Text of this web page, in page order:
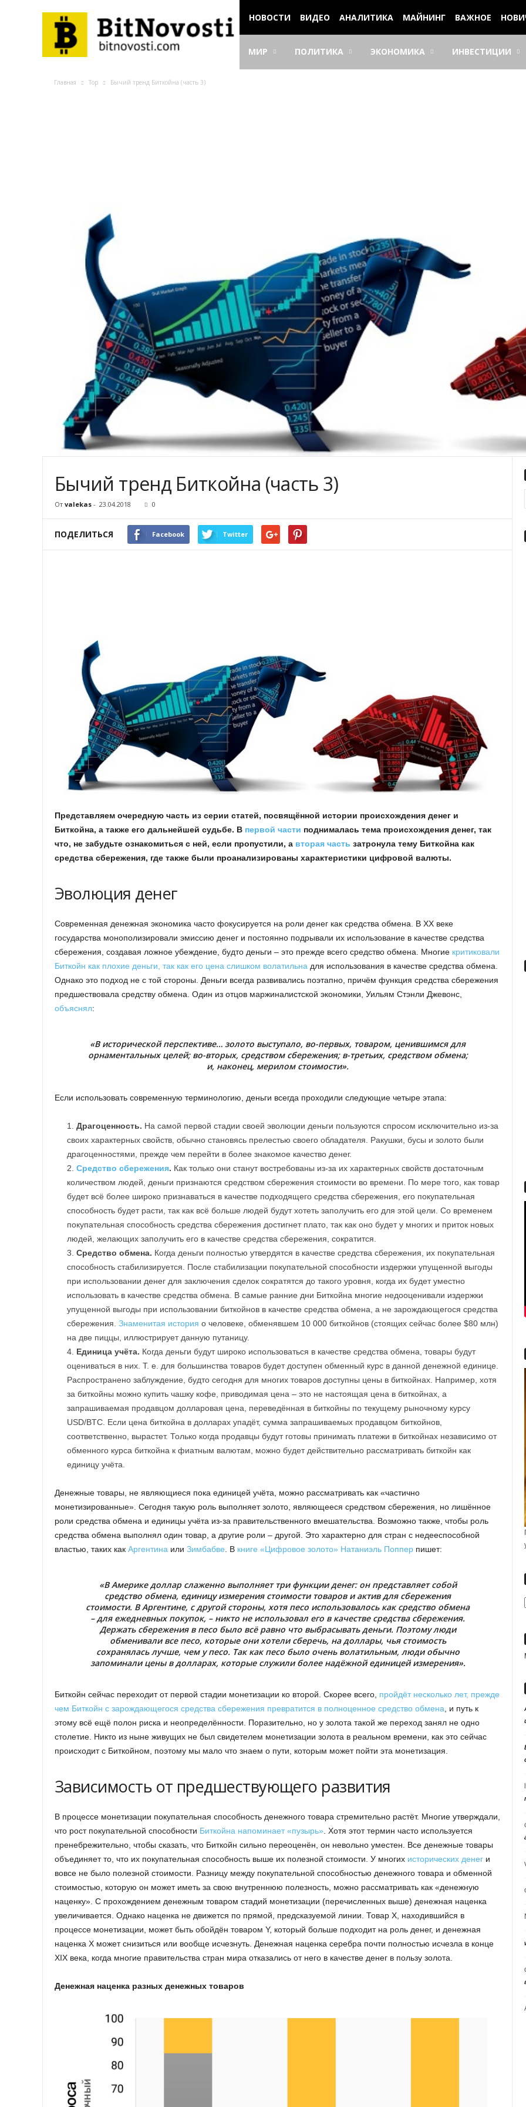
НОВОСТИ ВИДЕО АНАЛИТИКА МАЙНИНГ ВАЖНОЕ
МИР ПОЛИТИКА ЭКОНОМИКА ИНВЕСТИЦИИ
Главная Top Бычий тренд Биткойна (часть 3)
Бычий тренд Биткойна (часть 3)
От valekas - 23.04.2018 0
ПОДЕЛИТЬСЯ Facebook Twitter
Представляем очередную часть из серии статей, посвящённой истории происхождения денег и
Биткойна, а также его дальнейшей судьбе. В первой части поднималась тема происхождения денег, так
что, не забудьте ознакомиться с ней, если пропустили, а вторая часть затронула тему Биткойна как
средства сбережения, где также были проанализированы характеристики цифровой валюты.
Эволюция денег
Современная денежная экономика часто фокусируется на роли денег как средства обмена. В XX веке
государства монополизировали эмиссию денег и постоянно подрывали их использование в качестве средства
сбережения, создавая ложное убеждение, будто деньги – это прежде всего средство обмена. Многие критиковали
Биткойн как плохие деньги, так как его цена слишком волатильна для использования в качестве средства обмена.
Однако это подход не с той стороны. Деньги всегда развивались поэтапно, причём функция средства сбережения
предшествовала средству обмена. Один из отцов маржиналистской экономики, Уильям Стэнли Джевонс,
объяснял:
«В исторической перспективе… золото выступало, во-первых, товаром, ценившимся для
орнаментальных целей; во-вторых, средством сбережения; в-третьих, средством обмена;
и, наконец, мерилом стоимости».
Если использовать современную терминологию, деньги всегда проходили следующие четыре этапа:
Драгоценность. На самой первой стадии своей эволюции деньги пользуются спросом исключительно из-за
своих характерных свойств, обычно становясь прелестью своего обладателя. Ракушки, бусы и золото были
драгоценностями, прежде чем перейти в более знакомое качество денег.
Средство сбережения. Как только они станут востребованы из-за их характерных свойств достаточным
количеством людей, деньги признаются средством сбережения стоимости во времени. По мере того, как товар
будет всё более широко признаваться в качестве подходящего средства сбережения, его покупательная
способность будет расти, так как всё больше людей будут хотеть заполучить его для этой цели. Со временем
покупательная способность средства сбережения достигнет плато, так как оно будет у многих и приток новых
людей, желающих заполучить его в качестве средства сбережения, сократится.
Средство обмена. Когда деньги полностью утвердятся в качестве средства сбережения, их покупательная
способность стабилизируется. После стабилизации покупательной способности издержки упущенной выгоды
при использовании денег для заключения сделок сократятся до такого уровня, когда их будет уместно
использовать в качестве средства обмена. В самые ранние дни Биткойна многие недооценивали издержки
упущенной выгоды при использовании биткойнов в качестве средства обмена, а не зарождающегося средства
сбережения. Знаменитая история о человеке, обменявшем 10 000 биткойнов (стоящих сейчас более $80 млн)
на две пиццы, иллюстрирует данную путаницу.
Единица учёта. Когда деньги будут широко использоваться в качестве средства обмена, товары будут
оцениваться в них. Т. е. для большинства товаров будет доступен обменный курс в данной денежной единице.
Распространено заблуждение, будто сегодня для многих товаров доступны цены в биткойнах. Например, хотя
за биткойны можно купить чашку кофе, приводимая цена – это не настоящая цена в биткойнах, а
запрашиваемая продавцом долларовая цена, переведённая в биткойны по текущему рыночному курсу
USD/BTC. Если цена биткойна в долларах упадёт, сумма запрашиваемых продавцом биткойнов,
соответственно, вырастет. Только когда продавцы будут готовы принимать платежи в биткойнах независимо от
обменного курса биткойна к фиатным валютам, можно будет действительно рассматривать биткойн как
единицу учёта.
Денежные товары, не являющиеся пока единицей учёта, можно рассматривать как «частично
монетизированные». Сегодня такую роль выполняет золото, являющееся средством сбережения, но лишённое
роли средства обмена и единицы учёта из-за правительственного вмешательства. Возможно также, чтобы роль
средства обмена выполнял один товар, а другие роли – другой. Это характерно для стран с недееспособной
властью, таких как Аргентина или Зимбабве . В книге «Цифровое золото» Натаниэль Поппер пишет:
«В Америке доллар слаженно выполняет три функции денег: он представляет собой
средство обмена, единицу измерения стоимости товаров и актив для сбережения
стоимости. В Аргентине, с другой стороны, хотя песо использовалось как средство обмена
– для ежедневных покупок, – никто не использовал его в качестве средства сбережения.
Держать сбережения в песо было всё равно что выбрасывать деньги. Поэтому люди
обменивали все песо, которые они хотели сберечь, на доллары, чья стоимость
сохранялась лучше, чем у песо. Так как песо было очень волатильным, люди обычно
запоминали цены в долларах, которые служили более надёжной единицей измерения».
Биткойн сейчас переходит от первой стадии монетизации ко второй. Скорее всего, пройдёт несколько лет, прежде
чем Биткойн с зарождающегося средства сбережения превратится в полноценное средство обмена , и путь к
этому всё ещё полон риска и неопределённости. Поразительно, но у золота такой же переход занял не одно
столетие. Никто из ныне живущих не был свидетелем монетизации золота в реальном времени, как это сейчас
происходит с Биткойном, поэтому мы мало что знаем о пути, которым может пойти эта монетизация.
Зависимость от предшествующего развития
В процессе монетизации покупательная способность денежного товара стремительно растёт. Многие утверждали,
что рост покупательной способности Биткойна напоминает «пузырь» . Хотя этот термин часто используется
пренебрежительно, чтобы сказать, что Биткойн сильно переоценён, он невольно уместен. Все денежные товары
объединяет то, что их покупательная способность выше их полезной стоимости. У многих исторических денег и
вовсе не было полезной стоимости. Разницу между покупательной способностью денежного товара и обменной
стоимостью, которую он может иметь за свою внутреннюю полезность, можно рассматривать как «денежную
наценку». С прохождением денежным товаром стадий монетизации (перечисленных выше) денежная наценка
увеличивается. Однако наценка не движется по прямой, предсказуемой линии. Товар X, находившийся в
процессе монетизации, может быть обойдён товаром Y, который больше подходит на роль денег, и денежная
наценка X может снизиться или вообще исчезнуть. Денежная наценка серебра почти полностью исчезла в конце
XIX века, когда многие правительства стран мира отказались от него в качестве денег в пользу золота.
Денежная наценка разных денежных товаров